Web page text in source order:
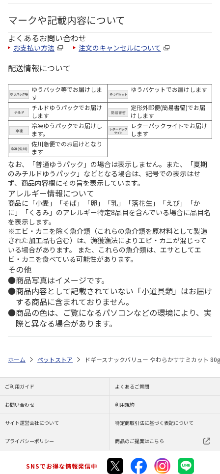
マークや記載内容について
よくあるお問い合わせ
お支払い方法 注文のキャンセルについて
配送情報について
ゆうパック等でお届けしま
す
ゆうパケットでお届けします
チルドゆうパックでお届け
します
定形外郵便(簡易書留)でお届
けします
冷凍ゆうパックでお届けし
ます。
レターパックライトでお届け
します
佐川急便でのお届けとなり
ます
なお、「普通ゆうパック」の場合は表示しません。また、「夏期
のみチルドゆうパック」などとなる場合は、記号での表示はせ
ず、商品内容欄にその旨を表示しています。
アレルギー情報について
商品に「小麦」「そば」「卵」「乳」「落花生」「えび」「か
に」「くるみ」のアレルギー特定8品目を含んでいる場合に品目名
を表示します。
※エビ・カニを除く魚介類（これらの魚介類を原材料として製造
された加工品も含む）は、漁獲漁法によりエビ・カニが混じって
いる場合があります。 また、これらの魚介類は、エサとしてエ
ビ・カニを食べている可能性があります。
その他
商品写真はイメージです。
商品内容として記載されていない「小道具類」はお届け
する商品に含まれておりません。
商品の色は、ご覧になるパソコンなどの環境により、実
際と異なる場合があります。
ホーム ペットストア ドギースナックバリュー やわらかササミカット 80g
ご利用ガイド よくあるご質問
お問い合わせ 利用規約
サイト運営会社について 特定商取引法に基づく表記について
プライバシーポリシー 商品のご提案はこちら
SNSでお得な情報発信中